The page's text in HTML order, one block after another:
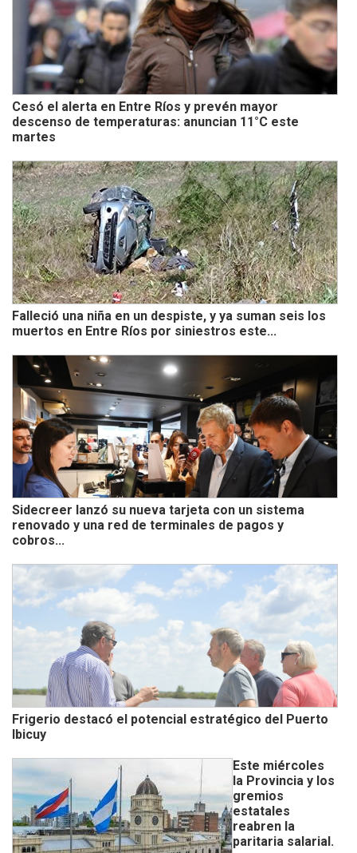
Cesó el alerta en Entre Ríos y prevén mayor
descenso de temperaturas: anuncian 11°C este
martes
Falleció una niña en un despiste, y ya suman seis los
muertos en Entre Ríos por siniestros este...
Sidecreer lanzó su nueva tarjeta con un sistema
renovado y una red de terminales de pagos y
cobros...
Frigerio destacó el potencial estratégico del Puerto
Ibicuy
Este miércoles
la Provincia y los
gremios
estatales
reabren la
paritaria salarial.